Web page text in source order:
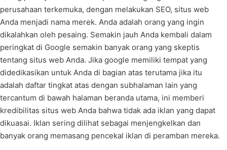
perusahaan terkemuka, dengan melakukan SEO, situs web
Anda menjadi nama merek. Anda adalah orang yang ingin
dikalahkan oleh pesaing. Semakin jauh Anda kembali dalam
peringkat di Google semakin banyak orang yang skeptis
tentang situs web Anda. Jika google memiliki tempat yang
didedikasikan untuk Anda di bagian atas terutama jika itu
adalah daftar tingkat atas dengan subhalaman lain yang
tercantum di bawah halaman beranda utama, ini memberi
kredibilitas situs web Anda bahwa tidak ada iklan yang dapat
dikuasai. Iklan sering dilihat sebagai menjengkelkan dan
banyak orang memasang pencekal iklan di peramban mereka.